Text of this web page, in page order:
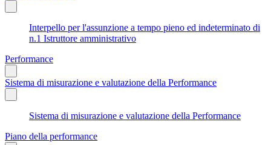
Interpello per l'assunzione a tempo pieno ed indeterminato di
n.1 Istruttore amministrativo
Performance
Sistema di misurazione e valutazione della Performance
Sistema di misurazione e valutazione della Performance
Piano della performance